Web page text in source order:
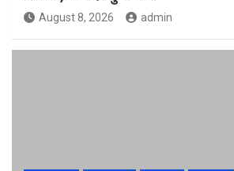
August 8, 2026 admin